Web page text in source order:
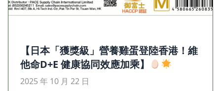
【日本「獲獎級」營養雞蛋登陸香港！維
他命D+E 健康協同效應加乘】
2025 年 10 月 22 日